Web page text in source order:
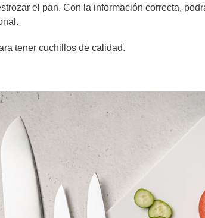
el pan. Con la información correcta,
tener cuchillos de calidad.